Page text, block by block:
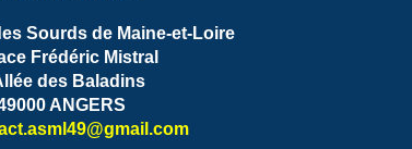
Sourds de Maine-et-Loire
Frédéric Mistral
des Baladins
ANGERS
asml49@gmail.com